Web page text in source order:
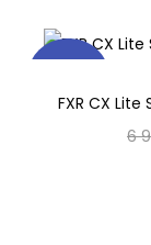
FXR CX
6